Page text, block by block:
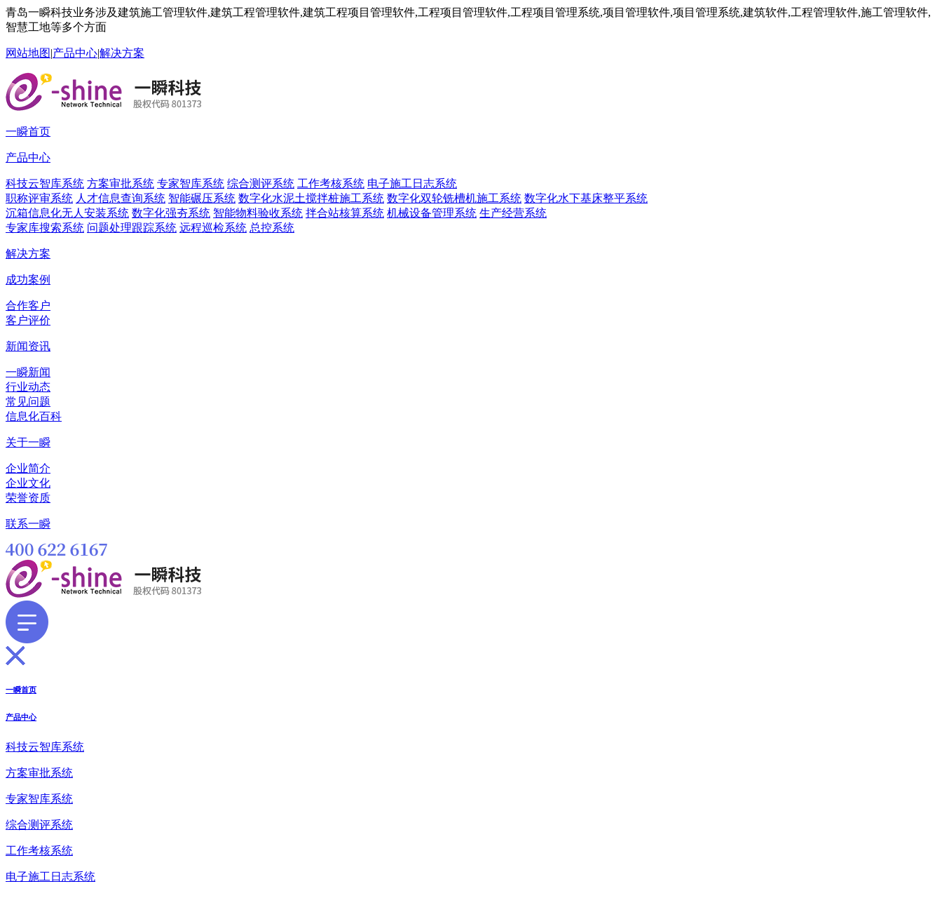
青岛一瞬科技业务涉及建筑施工管理软件,建筑工程管理软件,建筑工程项目管理软件,工程项目管理软件,工程项目管理系统,项目管理软件,项目管理系统,建筑软件,工程管理软件,施工管理软件,
智慧工地等多个方面
网站地图|产品中心|解决方案
一瞬首页
产品中心
科技云智库系统 方案审批系统 专家智库系统 综合测评系统 工作考核系统 电子施工日志系统
职称评审系统 人才信息查询系统 智能碾压系统 数字化水泥土搅拌桩施工系统 数字化双轮铣槽机施工系统 数字化水下基床整平系统
沉箱信息化无人安装系统 数字化强夯系统 智能物料验收系统 拌合站核算系统 机械设备管理系统 生产经营系统
专家库搜索系统 问题处理跟踪系统 远程巡检系统 总控系统
解决方案
成功案例
合作客户
客户评价
新闻资讯
一瞬新闻
行业动态
常见问题
信息化百科
关于一瞬
企业简介
企业文化
荣誉资质
联系一瞬
一瞬首页
产品中心
科技云智库系统
方案审批系统
专家智库系统
综合测评系统
工作考核系统
电子施工日志系统